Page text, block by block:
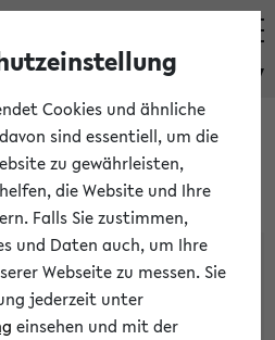
eKVV
Cookies und ähnliche
sind essentiell, um die
zu gewährleisten,
die Website und Ihre
Falls Sie zustimmen,
und Daten auch, um Ihre
Webseite zu messen. Sie
jederzeit unter
einsehen und mit der